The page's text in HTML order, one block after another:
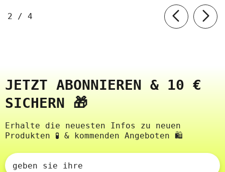
2 / von
4
JETZT ABONNIEREN & 10 €
SICHERN 🎁
Erhalte die neuesten Infos zu neuen
Produkten 🧪 & kommenden Angeboten 🛍️
geben sie ihre